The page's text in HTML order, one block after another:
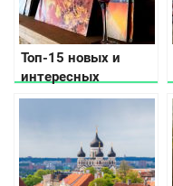
Топ-15 новых и
интересных
заведений Львова